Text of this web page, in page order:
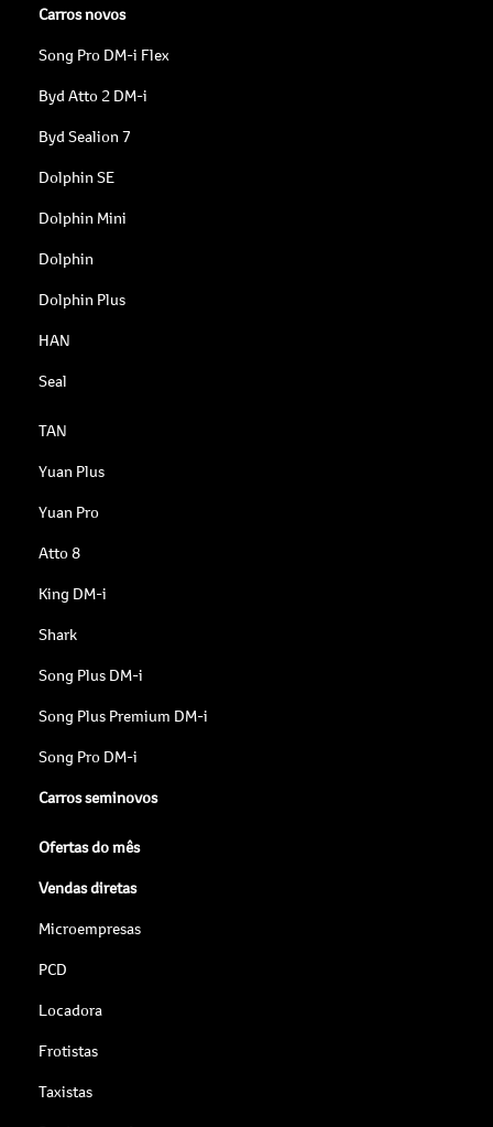
Carros novos
Song Pro DM-i Flex
Byd Atto 2 DM-i
Byd Sealion 7
Dolphin SE
Dolphin Mini
Dolphin
Dolphin Plus
HAN
Seal
TAN
Yuan Plus
Yuan Pro
Atto 8
King DM-i
Shark
Song Plus DM-i
Song Plus Premium DM-i
Song Pro DM-i
Carros seminovos
Ofertas do mês
Vendas diretas
Microempresas
PCD
Locadora
Frotistas
Taxistas